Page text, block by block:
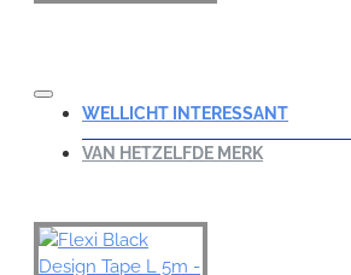
WELLICHT INTERESSANT
VAN HETZELFDE MERK